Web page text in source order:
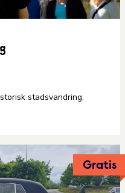
stadsvandring.
Gratis